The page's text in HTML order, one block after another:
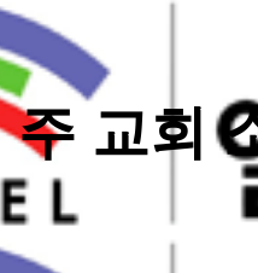
주 교회